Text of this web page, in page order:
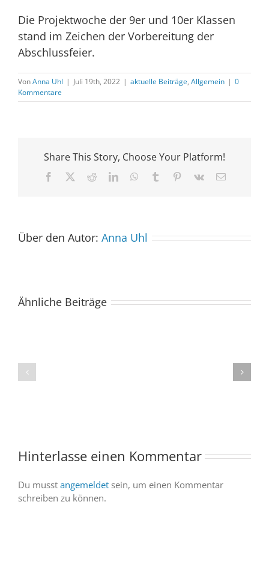
Die Projektwoche der 9er und 10er Klassen
stand im Zeichen der Vorbereitung der
Abschlussfeier.
VonAnna Uhl | Juli 19th, 2022 | aktuelle Beiträge, Allgemein | 0
Kommentare
Share This Story, Choose Your Platform!
Facebook RedditLinkedInWhatsApp
Tumblr Pinterest
Vk
E-
Über den Autor: Anna Uhl
Ähnliche Beiträge
dabei
begeistert
Publikum
Hinterlasse einen Kommentar
Du musst angemeldet sein, um einen Kommentar
schreiben zu können.